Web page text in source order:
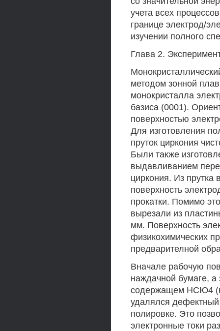
учета всех
границе электрод/
изучении полного
Глава 2.
методом зонной
монокристалла
базиса (0001).
поверхностью
Для изготовления
пруток циркония
Были также
выдавливанием
циркония. Из
поверхность
прокатки. Помимо
вырезали из
мм. Поверхность
физикохимических
предварителной
Вначале рабочую
наждачной бумаге, а
содержащем НСЮ4
удалялся
полировке. Это
электронные токи